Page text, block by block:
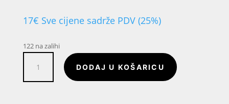
17€ Sve cijene sadrže PDV (25%)
122 na zalihi
letva
PROTECO
DODAJ U KOŠARICU